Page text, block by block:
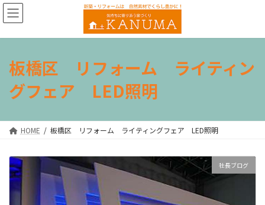
コ
ン
ン
ナ
ビ
ー
板橋区 リフォーム ライティン
グフェア LED照明
HOME 板橋区 リフォーム ライティングフェア LED照明
社長ブログ